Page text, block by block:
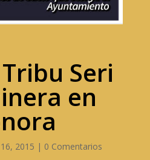
Seri
en
2015 | 0 Comentarios